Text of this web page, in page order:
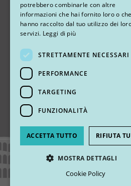
Ci trovi
© 2018 My Rhinoplasty. All
potrebbero combinarle con altre
informazioni che hai fornito loro o che
hanno raccolto dal tuo utilizzo dei
servizi. Leggi di più
STRETTAMENTE NECESSARI
PERFORMANCE
TARGETING
FUNZIONALITÀ
ACCETTA TUTTO RIFIUTA
MOSTRA DETTAGLI
Cookie Policy